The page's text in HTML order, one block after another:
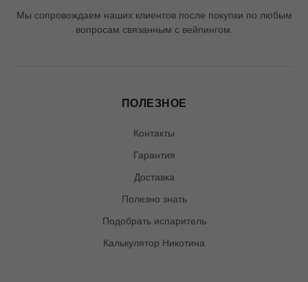
Мы сопровождаем наших клиентов после покупки по любым
вопросам связанным с вейпингом.
ПОЛЕЗНОЕ
Контакты
Гарантия
Доставка
Полезно знать
Подобрать испаритель
Калькулятор Никотина